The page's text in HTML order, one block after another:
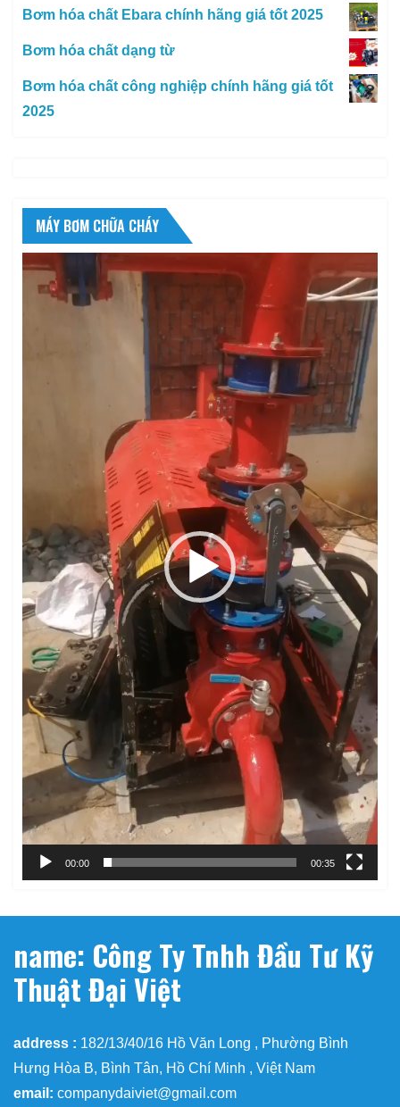
Bơm hóa chất Ebara chính hãng giá tốt 2025
Bơm hóa chất dạng từ
Bơm hóa chất công nghiệp chính hãng giá tốt
2025
MÁY BƠM CHỮA CHÁY
Trình
chơi
00:00 00:35
name: Công Ty Tnhh Đầu Tư Kỹ
Thuật Đại Việt
address : 182/13/40/16 Hồ Văn Long , Phường Bình
Hưng Hòa B, Bình Tân, Hồ Chí Minh , Việt Nam
email: companydaiviet@gmail.com